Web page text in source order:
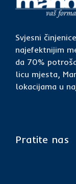
Svjesni
najefektnijim
da 70%
licu mjesta,
lokacijama u
Pratite nas